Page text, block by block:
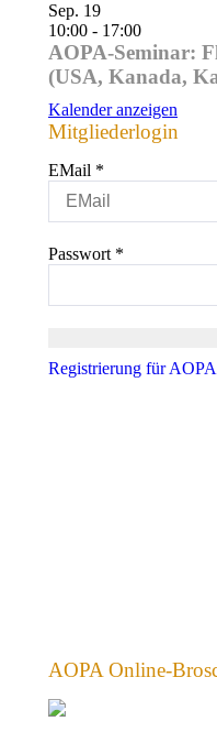
Sep. 19
10:00 - 17:00
AOPA-Seminar:
(USA, Kanada,
Kalender anzeigen
Mitgliederlogin
EMail *
Passwort *
Registrierung für
AOPA Online-